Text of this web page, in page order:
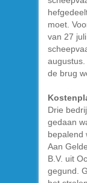
moet.
van 27
de brug
Drie
gedaan
bepalend
Aan
B.V. uit
gegund.